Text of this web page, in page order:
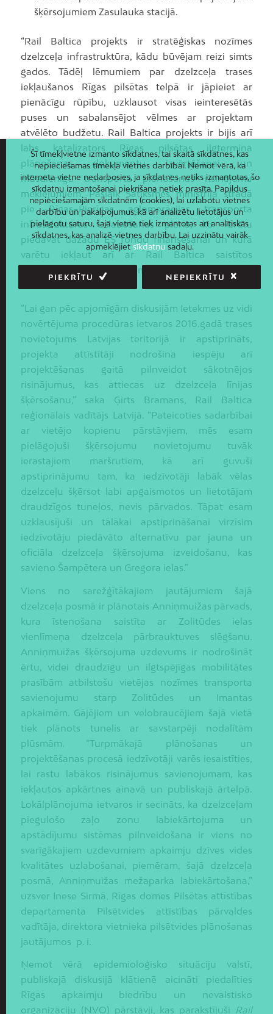
šķērsojumiem Zasulauka stacijā. ​
“Rail Baltica projekts ir stratēģiskas nozīmes
dzelzceļa infrastruktūra, kādu būvējam reizi simts
gados. Tādēļ lēmumiem par dzelzceļa trases
iekļaušanos Rīgas pilsētas telpā ir jāpieiet ar
pienācīgu rūpību, uzklausot visas ieinteresētās
puses un sabalansējot vēlmes ar projektam
atvēlēto budžetu. Rail Baltica projekts ir bijis arī
labs katalizators Rīgas pilsētas ilgtermiņa
plānošanas dokumentu izvērtēšanai un
mūsdienīgu transporta plānošanas risinājumu
meklējumiem. Pašlaik Satiksmes ministrija strādā
pie Rīgas–Pierīgas aglomerācijas transporta
infrastruktūras uzlabošanas plāna, ko varētu
piedāvāt dažādu ES fondu finansēšanai un kurā
varētu iekļaut arī ar Rail Baltica saistītos
multimodālos savienojumus,” atzīst satiksmes
“Lai gan pēc apjomīgām diskusijām Ietekmes uz vidi
novērtējuma procedūras ietvaros 2016.gadā trases
novietojums Latvijas teritorijā ir apstiprināts,
projekta attīstītāji nodrošina iespēju arī
projektēšanas gaitā pilnveidot sākotnējos
risinājumus, kas attiecas uz dzelzceļa līnijas
šķērsošanu,” saka Ģirts Bramans, Rail Baltica
reģionālais vadītājs Latvijā. “Pateicoties sadarbībai
ar vietējo kopienu pārstāvjiem, mēs esam
pielāgojuši šķērsojumu novietojumu tuvāk
ierastajiem maršrutiem, kā arī guvuši
apstiprinājumu tam, ka iedzīvotāji labāk vēlas
dzelzceļu šķērsot labi apgaismotos un lietotājam
draudzīgos tuneļos, nevis pārvados. Tāpat esam
uzklausījuši un tālākai apstiprināšanai virzīsim
iedzīvotāju piedāvāto alternatīvu par jauna un
oficiāla dzelzceļa šķērsojuma izveidošanu, kas
savieno Šampētera un Gregora ielas.”
Viens no sarežģītākajiem jautājumiem šajā
dzelzceļa posmā ir plānotais Anniņmuižas pārvads,
kura īstenošana saistīta ar Zolitūdes ielas
vienlīmeņa dzelzceļa pārbrauktuves slēgšanu.
Anniņmuižas šķērsojuma uzdevums ir nodrošināt
ērtu, videi draudzīgu un ilgtspējīgas mobilitātes
prasībām atbilstošu vietējas nozīmes transporta
savienojumu starp Zolitūdes un Imantas
apkaimēm. Gājējiem un velobraucējiem šajā vietā
tiek plānots tunelis ar savstarpēji nodalītām
plūsmām. “Turpmākajā plānošanas un
projektēšanas procesā iedzīvotāji varēs iesaistīties,
lai rastu labākos risinājumus savienojumam, kas
iekļautos apkārtnes ainavā un publiskajā ārtelpā.
Lokālplānojuma ietvaros ir secināts, ka dzelzceļam
piegulošo zaļo zonu labiekārtojuma un
apstādījumu sistēmas pilnveidošana ir viens no
svarīgākajiem uzdevumiem apkaimju dzīves vides
kvalitātes uzlabošanai, piemēram, šajā dzelzceļa
posmā, Anniņmuižas mežaparka labiekārtošana,”
uzsver Inese Sirmā, Rīgas domes Pilsētas attīstības
departamenta Pilsētvides attīstības pārvaldes
vadītāja, direktora vietnieka pilsētvides plānošanas
jautājumos p. i.
Ņemot vērā epidemioloģisko situāciju valstī,
publiskajā diskusijā klātienē aicināti piedalīties
Rīgas apkaimju biedrību un nevalstisko
organizāciju (NVO) pārstāvji, kas parakstījuši Rail
Šī tīmekļvietne izmanto sīkdatnes, tai skaitā sīkdatnes, kas
nepieciešamas tīmekļa vietnes darbībai. Ņemot vērā, ka
interneta vietne nedarbosies, ja sīkdatnes netiks izmantotas, šo
sīkdatņu izmantošanai piekrišana netiek prasīta. Papildus
nepieciešamajām sīkdatnēm (cookies), lai uzlabotu vietnes
darbību un pakalpojumus, kā arī analizētu lietotājus un
pielāgotu saturu, šajā vietnē tiek izmantotas arī analītiskās
sīkdatnes, kas analizē vietnes darbību. Lai uzzinātu vairāk
apmeklējiet sīkdatņusadaļu.
PIEKRĪTU NEPIEKRĪTU